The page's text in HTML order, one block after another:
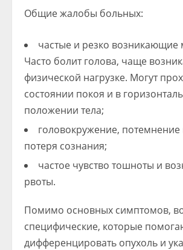
Общие жалобы больных:
частые и резко возникающие
Часто болит голова, чаще
физической нагрузке. Могут
состоянии покоя и в
положении тела;
головокружение, потемнение
потеря сознания;
частое чувство тошноты и
рвоты.
Помимо основных симптомов,
специфические, которые
дифференцировать опухоль и